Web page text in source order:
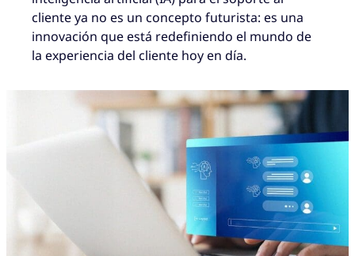
cliente ya no es un concepto futurista: es una
innovación que está redefiniendo el mundo de
la experiencia del cliente hoy en día.